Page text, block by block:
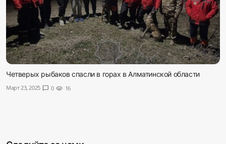
Русский
Четверых рыбаков спасли в горах в Алматинской области
Март 23, 2025 chat_bubble 0 visibility 16